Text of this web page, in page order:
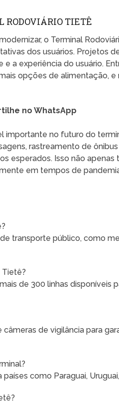
RODOVIÁRIO TIETÊ
o Terminal
dos usuários. Projetos
a experiência do usuário.
opções de alimentação,
no WhatsApp
importante no futuro do
rastreamento de
esperados. Isso não apenas
em tempos de
transporte público, como
Tietê?
de 300 linhas disponíveis
de vigilância para
como Paraguai,